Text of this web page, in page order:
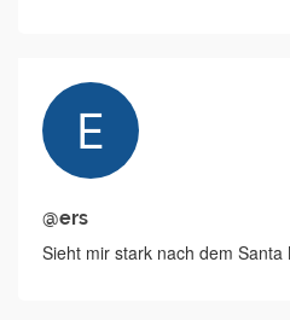
@ers
Sieht mir stark nach dem Santa